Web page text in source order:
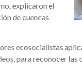
explicaron el
de cuencas
ecosocialistas
para reconocer las